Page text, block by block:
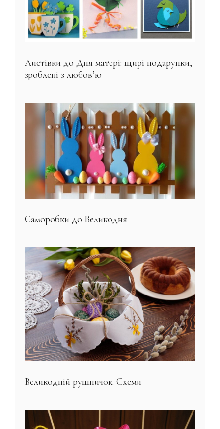
Листівки до Дня матері: щирі подарунки,
зроблені з любов’ю
Саморобки до Великодня
Великодній рушничок. Схеми